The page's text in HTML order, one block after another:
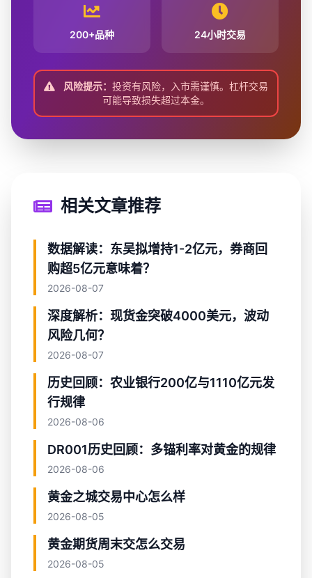
200+品种 24小时交易
风险提示： 投资有风险，入市需谨慎。杠杆交易
可能导致损失超过本金。
相关文章推荐
数据解读：东吴拟增持1-2亿元，券商回
购超5亿元意味着？
2026-08-07
深度解析：现货金突破4000美元，波动
风险几何？
2026-08-07
历史回顾：农业银行200亿与1110亿元发
行规律
2026-08-06
DR001历史回顾：多锚利率对黄金的规律
2026-08-06
黄金之城交易中心怎么样
2026-08-05
黄金期货周末交怎么交易
2026-08-05